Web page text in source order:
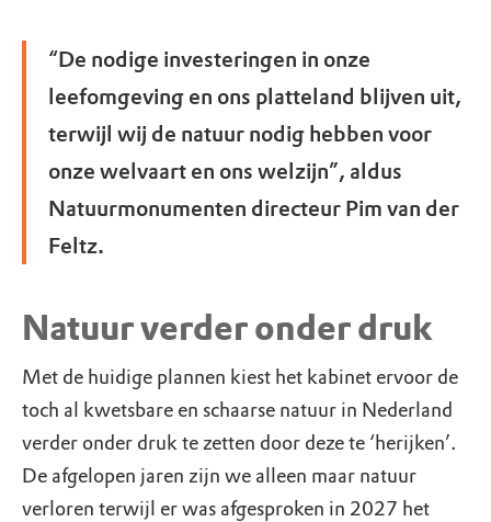
“De nodige investeringen in onze
leefomgeving en ons platteland blijven uit,
terwijl wij de natuur nodig hebben voor
onze welvaart en ons welzijn”, aldus
Natuurmonumenten directeur Pim van der
Feltz.
Natuur verder onder druk
Met de huidige plannen kiest het kabinet ervoor de
toch al kwetsbare en schaarse natuur in Nederland
verder onder druk te zetten door deze te ‘herijken’.
De afgelopen jaren zijn we alleen maar natuur
verloren terwijl er was afgesproken in 2027 het